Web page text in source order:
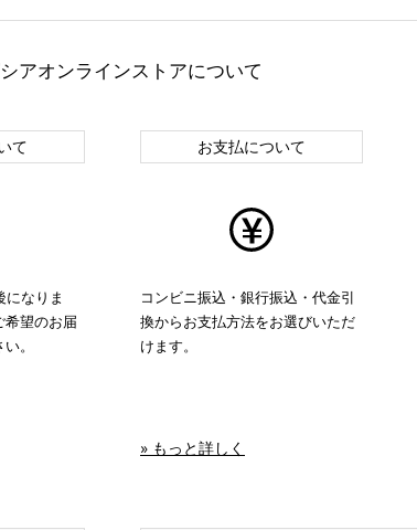
アオンラインストアについて
て
になりま
希望のお届
。
お支払について
コンビニ振込・銀行振込・代金引
換からお支払方法をお選びいただ
けます。
» もっと詳しく